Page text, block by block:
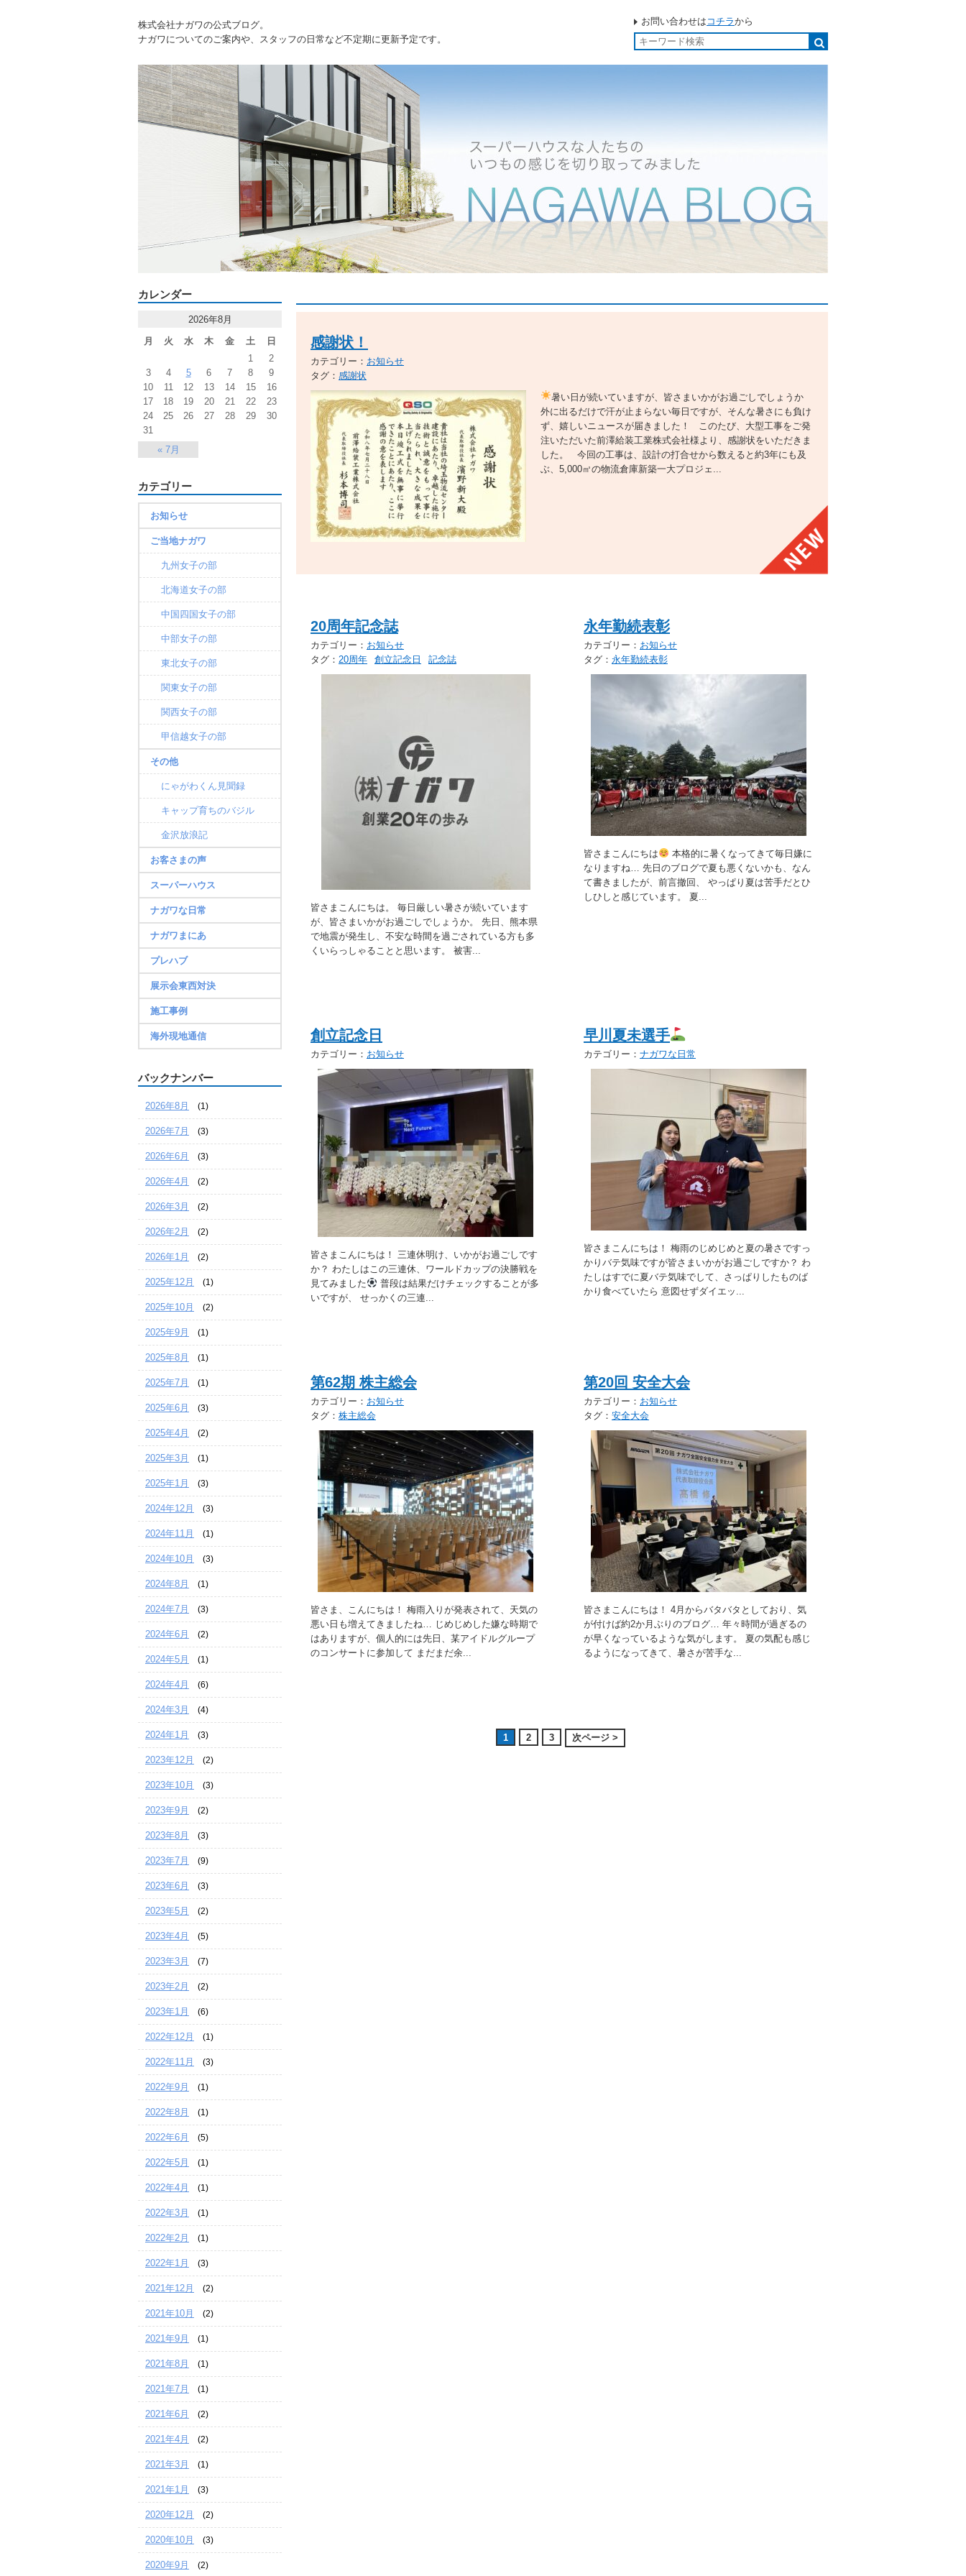
株式会社ナガワの公式ブログ。
ナガワについてのご案内や、スタッフの日常など不定期に更新予定です。
お問い合わせは コチラから
感謝状！
カテゴリー： お知らせ
タグ： 感謝状
暑い日が続いていますが、皆さまいかがお過ごしでしょうか
外に出るだけで汗が止まらない毎日ですが、そんな暑さにも負け
ず、嬉しいニュースが届きました！ このたび、大型工事をご発
注いただいた前澤給装工業株式会社様より、感謝状をいただきま
した。 今回の工事は、設計の打合せから数えると約3年にも及
ぶ、5,000㎡の物流倉庫新築一大プロジェ...
20周年記念誌
カテゴリー： お知らせ
タグ： 20周年 創立記念日 記念誌
皆さまこんにちは。 毎日厳しい暑さが続いています
が、皆さまいかがお過ごしでしょうか。 先日、熊本県
で地震が発生し、不安な時間を過ごされている方も多
くいらっしゃることと思います。 被害...
永年勤続表彰
カテゴリー： お知らせ
タグ： 永年勤続表彰
皆さまこんにちは
本格的に暑くなってきて毎日嫌に
なりますね… 先日のブログで夏も悪くないかも、なん
て書きましたが、前言撤回、 やっぱり夏は苦手だとひ
しひしと感じています。 夏...
創立記念日
カテゴリー： お知らせ
皆さまこんにちは！ 三連休明け、いかがお過ごしです
か？ わたしはこの三連休、ワールドカップの決勝戦を
見てみました
普段は結果だけチェックすることが多
いですが、 せっかくの三連...
早川夏未選手
カテゴリー： ナガワな日常
皆さまこんにちは！ 梅雨のじめじめと夏の暑さですっ
かりバテ気味ですが皆さまいかがお過ごしですか？ わ
たしはすでに夏バテ気味でして、さっぱりしたものば
かり食べていたら 意図せずダイエッ...
第62期 株主総会
カテゴリー： お知らせ
タグ： 株主総会
皆さま、こんにちは！ 梅雨入りが発表されて、天気の
悪い日も増えてきましたね… じめじめした嫌な時期で
はありますが、個人的には先日、某アイドルグループ
のコンサートに参加して まだまだ余...
第20回 安全大会
カテゴリー： お知らせ
タグ： 安全大会
皆さまこんにちは！ 4月からバタバタとしており、気
が付けば約2か月ぶりのブログ… 年々時間が過ぎるの
が早くなっているような気がします。 夏の気配も感じ
るようになってきて、暑さが苦手な...
1 2 3 次ページ >
カレンダー
2026年8月
月
火 水 木 金 土 日
« 7月
1
2
3
4 5 6 7 8
9
10
11 12 13 14 15
16
17
18 19 20 21 22
23
24
25 26 27 28 29
30
31
カテゴリー
お知らせ
ご当地ナガワ
九州女子の部
北海道女子の部
中国四国女子の部
中部女子の部
東北女子の部
関東女子の部
関西女子の部
甲信越女子の部
その他
にゃがわくん見聞録
キャップ育ちのバジル
金沢放浪記
お客さまの声
スーパーハウス
ナガワな日常
ナガワまにあ
プレハブ
展示会東西対決
施工事例
海外現地通信
バックナンバー
2026年8月 (1)
2026年7月 (3)
2026年6月 (3)
2026年4月 (2)
2026年3月 (2)
2026年2月 (2)
2026年1月 (2)
2025年12月 (1)
2025年10月 (2)
2025年9月 (1)
2025年8月 (1)
2025年7月 (1)
2025年6月 (3)
2025年4月 (2)
2025年3月 (1)
2025年1月 (3)
2024年12月 (3)
2024年11月 (1)
2024年10月 (3)
2024年8月 (1)
2024年7月 (3)
2024年6月 (2)
2024年5月 (1)
2024年4月 (6)
2024年3月 (4)
2024年1月 (3)
2023年12月 (2)
2023年10月 (3)
2023年9月 (2)
2023年8月 (3)
2023年7月 (9)
2023年6月 (3)
2023年5月 (2)
2023年4月 (5)
2023年3月 (7)
2023年2月 (2)
2023年1月 (6)
2022年12月 (1)
2022年11月 (3)
2022年9月 (1)
2022年8月 (1)
2022年6月 (5)
2022年5月 (1)
2022年4月 (1)
2022年3月 (1)
2022年2月 (1)
2022年1月 (3)
2021年12月 (2)
2021年10月 (2)
2021年9月 (1)
2021年8月 (1)
2021年7月 (1)
2021年6月 (2)
2021年4月 (2)
2021年3月 (1)
2021年1月 (3)
2020年12月 (2)
2020年10月 (3)
2020年9月 (2)